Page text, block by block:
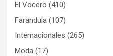
El Vocero (410)
Farandula (107)
Internacionales (265)
Moda (17)